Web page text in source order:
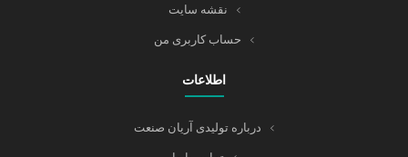
نقشه سایت
حساب کاربری من
اطلاعات
درباره تولیدی آریان صنعت